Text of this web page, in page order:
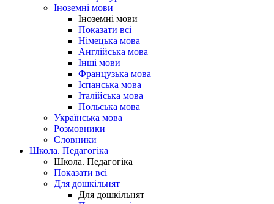
Іноземні мови
Іноземні мови
Показати всі
Німецька мова
Англійська мова
Інші мови
Французька мова
Іспанська мова
Італійська мова
Польська мова
Українська мова
Розмовники
Словники
Школа. Педагогіка
Школа. Педагогіка
Показати всі
Для дошкільнят
Для дошкільнят